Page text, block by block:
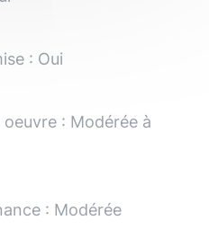
: Oui
oeuvre : Modérée à
: Modérée